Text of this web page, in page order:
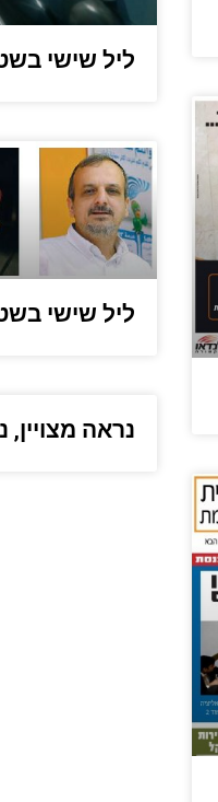
ליל שישי
ליל שישי
נראה מצויין,